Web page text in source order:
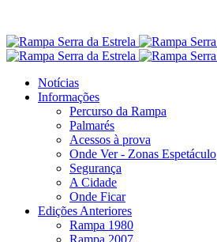
Notícias
Informações
Percurso da Rampa
Palmarés
Acessos à prova
Onde Ver - Zonas Espetáculo
Segurança
A Cidade
Onde Ficar
Edições Anteriores
Rampa 1980
Rampa 2007